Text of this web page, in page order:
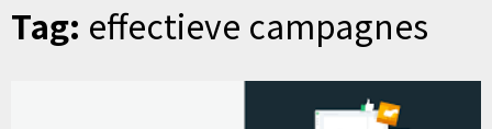
Tag: effectieve campagnes